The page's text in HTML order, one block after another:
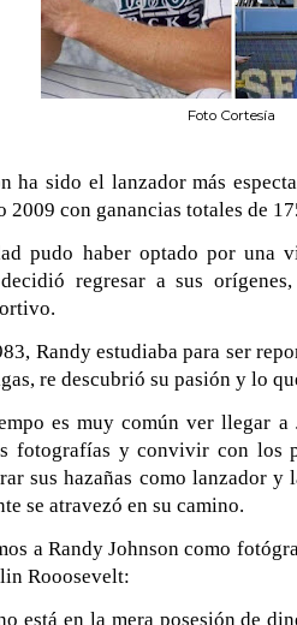
Foto Cortesía
ha sido el lanzador más
2009 con ganancias totales de
pudo haber optado por una
regresar a sus
Randy estudiaba para ser
re descubrió su pasión y lo
es muy común ver llegar
fotografías y convivir con los
sus hazañas como lanzador y
se atravezó en su camino.
a Randy Johnson como
Rooosevelt:
está en la mera posesión de